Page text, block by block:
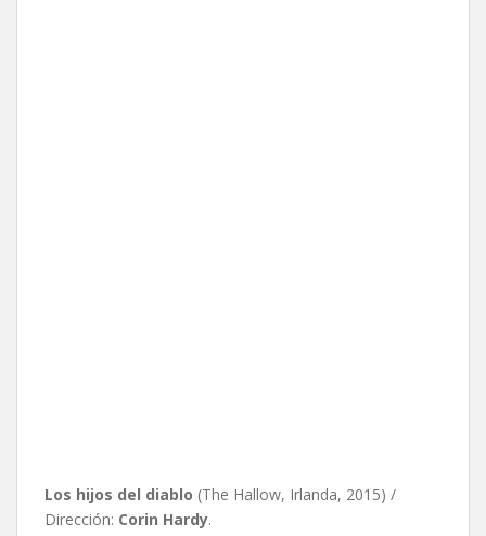
Los hijos del diablo (The Hallow, Irlanda, 2015) /
Dirección: Corin Hardy.